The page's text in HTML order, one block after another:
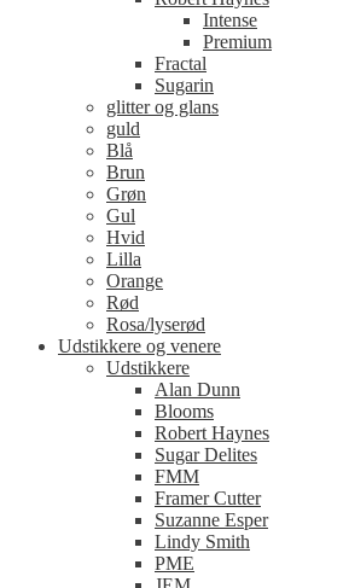
Intense
Premium
Fractal
Sugarin
glitter og glans
guld
Blå
Brun
Grøn
Gul
Hvid
Lilla
Orange
Rød
Rosa/lyserød
Udstikkere og venere
Udstikkere
Alan Dunn
Blooms
Robert Haynes
Sugar Delites
FMM
Framer Cutter
Suzanne Esper
Lindy Smith
PME